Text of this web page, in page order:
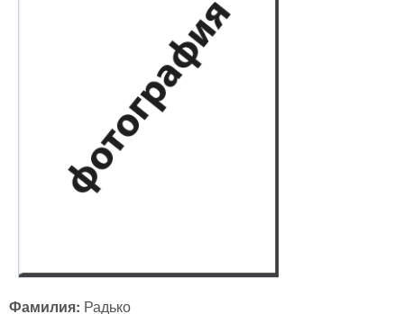
Фамилия: Радько